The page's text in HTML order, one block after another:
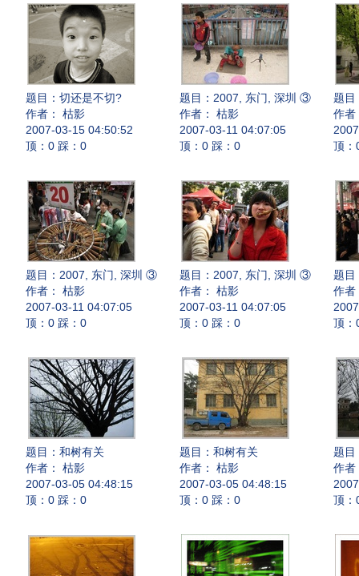
题目： 切还是不切?
作者： 枯影
2007-03-15 04:50:52
顶：0 踩：0
题目： 2007, 东门, 深圳 ③
作者： 枯影
2007-03-11 04:07:05
顶：0 踩：0
题目
作者
顶：
题目： 2007, 东门, 深圳 ③
作者： 枯影
2007-03-11 04:07:05
顶：0 踩：0
题目： 2007, 东门, 深圳 ③
作者： 枯影
2007-03-11 04:07:05
顶：0 踩：0
题目
作者
顶：
题目： 和树有关
作者： 枯影
2007-03-05 04:48:15
顶：0 踩：0
题目： 和树有关
作者： 枯影
2007-03-05 04:48:15
顶：0 踩：0
题目
作者
顶：